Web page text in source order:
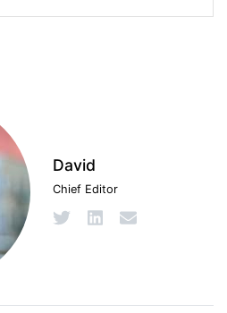
David
Chief Editor